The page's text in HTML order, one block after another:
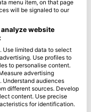
menu item, on that page
will be signaled to our
website
Use limited data to select
Use profiles to
to personalise content.
advertising
Understand audiences
different sources. Develop
content. Use precise
for identification.